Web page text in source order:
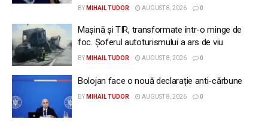
BY MIHAIL TUDOR AUGUST 8, 2026 0
Mașină și TIR, transformate într-o minge de
foc. Șoferul autoturismului a ars de viu
BY MIHAIL TUDOR AUGUST 8, 2026 0
Bolojan face o nouă declarație anti-cărbune
BY MIHAIL TUDOR AUGUST 8, 2026 0